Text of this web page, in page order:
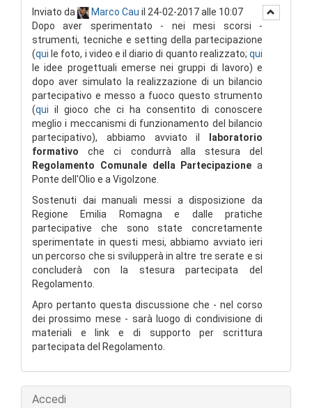
Inviato da Marco Cau il 24-02-2017 alle 10:07
Dopo aver sperimentato - nei mesi scorsi -
strumenti, tecniche e setting della partecipazione
(qui le foto, i video e il diario di quanto realizzato; qui
le idee progettuali emerse nei gruppi di lavoro) e
dopo aver simulato la realizzazione di un bilancio
partecipativo e messo a fuoco questo strumento
(qui il gioco che ci ha consentito di conoscere
meglio i meccanismi di funzionamento del bilancio
partecipativo), abbiamo avviato il
laboratorio
formativo che ci condurrà alla stesura del
Regolamento Comunale della Partecipazione a
Ponte dell'Olio e a Vigolzone.
Sostenuti dai manuali messi a disposizione da
Regione Emilia Romagna e dalle pratiche
partecipative che sono state concretamente
sperimentate in questi mesi, abbiamo avviato ieri
un percorso che si svilupperà in altre tre serate e si
concluderà con la stesura partecipata del
Regolamento.
Apro pertanto questa discussione che - nel corso
dei prossimo mese - sarà luogo di condivisione di
materiali e link e di supporto per scrittura
partecipata del Regolamento.
Accedi